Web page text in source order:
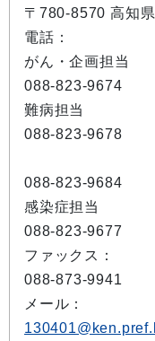
〒780-8570 高知
電話：
がん・企画担当
088-823-9674
難病担当
088-823-9678
088-823-9684
感染症担当
088-823-9677
ファックス：
088-873-9941
メール：